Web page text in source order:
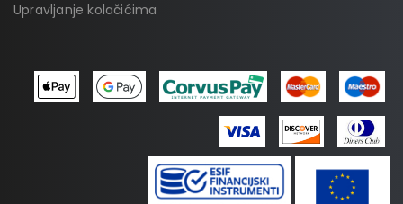
Upravljanje kolačićima